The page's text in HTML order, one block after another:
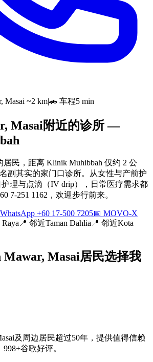
Masai ~2 km|🚗 车程5 min
Masai附近的诊所 —
居民，距离 Klinik Muhibbah 仅约 2 公
副其实的家门口诊所。从女性与产前护
理与点滴（IV drip），日常医疗需求都
7-251 1162，欢迎步行前来。
+60 17-500 7205📅 MOVO-X
📍 邻近Taman Dahlia 📍 邻近Kota
Mawar, Masai居民选择我
及周边居民超过50年，提供值得信赖
谷歌好评。